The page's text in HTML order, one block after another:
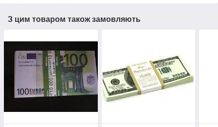
З цим товаром також замовляють